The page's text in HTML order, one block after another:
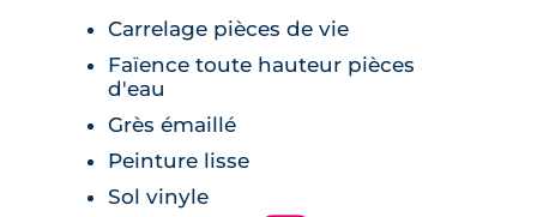
Carrelage pièces de vie
Faïence toute hauteur pièces
d'eau
Grès émaillé
Peinture lisse
Sol vinyle